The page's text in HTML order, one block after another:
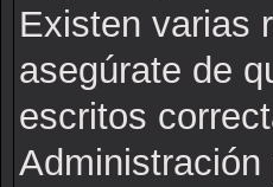
Existen varias
asegúrate de
escritos